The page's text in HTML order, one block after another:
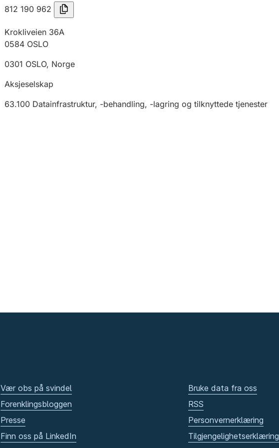
812 190 962
Krokliveien 36A
0584 OSLO
0301 OSLO, Norge
Aksjeselskap
63.100 Datainfrastruktur, -behandling, -lagring og tilknyttede tjenester
Vær obs på svindel
Forenklingsbloggen
Presse
Finn oss på LinkedIn
Bruke data fra oss
RSS
Personvernerklæring
Tilgjengelighetserklæring